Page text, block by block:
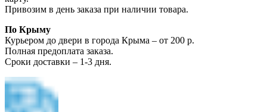
Привозим в день заказа при наличии товара.
По Крыму
Курьером до двери в города Крыма – от 200 р.
Полная предоплата заказа.
Сроки доставки – 1-3 дня.